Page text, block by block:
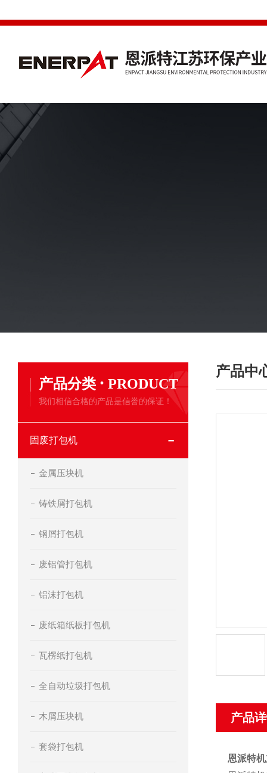
产品分类 · PRODUCT
我们相信合格的产品是信誉的保证！
固废打包机
金属压块机
铸铁屑打包机
钢屑打包机
废铝管打包机
铝沫打包机
废纸箱纸板打包机
瓦楞纸打包机
全自动垃圾打包机
木屑压块机
套袋打包机
产品中
产品
恩派特